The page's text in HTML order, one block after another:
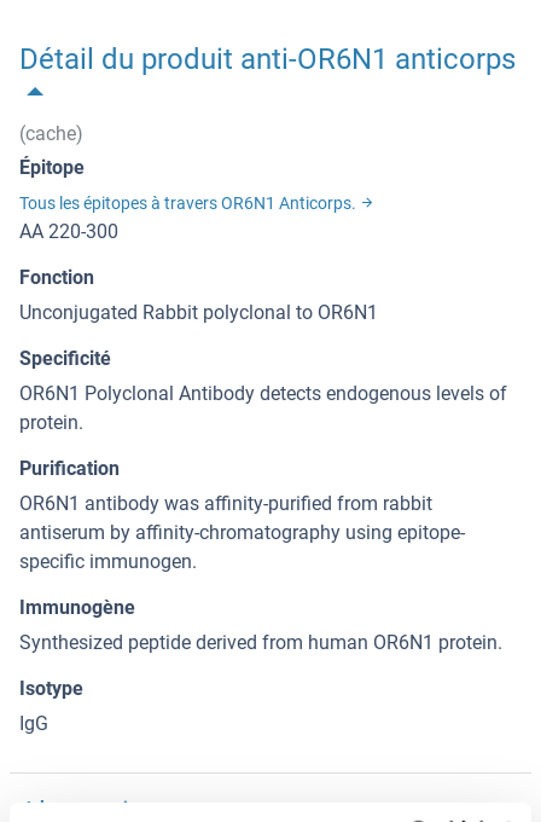
Détail du produit anti-OR6N1 anticorps
(cache)
Épitope
Tous les épitopes à travers OR6N1 Anticorps.
AA 220-300
Fonction
Unconjugated Rabbit polyclonal to OR6N1
Specificité
OR6N1 Polyclonal Antibody detects endogenous levels of
protein.
Purification
OR6N1 antibody was affinity-purified from rabbit
antiserum by affinity-chromatography using epitope-
specific immunogen.
Immunogène
Synthesized peptide derived from human OR6N1 protein.
Isotype
IgG
Alternatives